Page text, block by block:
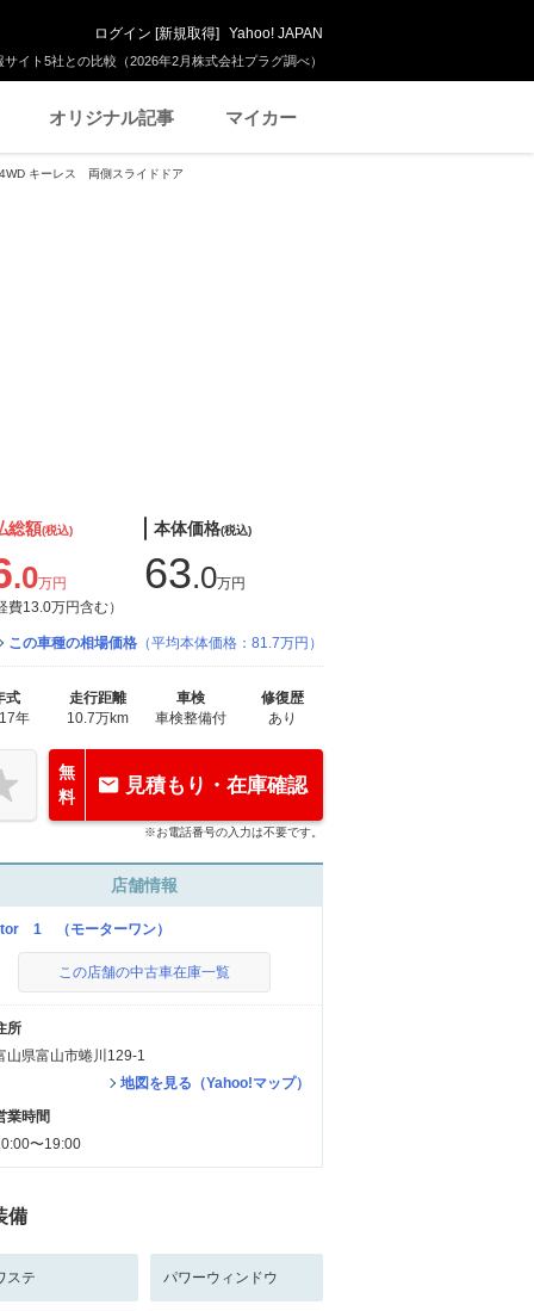
イト5社との比較（2026年2月株式会社プラグ調べ）
ログイン [新規取得] Yahoo! JAPAN
オリジナル記事 マイカー
キーレス 両側スライドドア
総額(税込)
.0万円
費13.0万円含む）
本体価格(税込)
63.0万円
この車種の相場価格 （平均本体価格：81.7万円）
式
年
走行距離
10.7万km
車検
車検整備付
修復歴
あり
無
料
見積もり・在庫確認
※お電話番号の入力は不要です。
店舗情報
1 （モーターワン）
この店舗の中古車在庫一覧
所
山県富山市蜷川129-1
地図を見る（Yahoo!マップ）
業時間
〜19:00
備
ステ パワーウィンドウ